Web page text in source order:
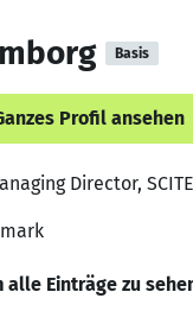
Basis
Profil ansehen
Director,
alle Einträge zu